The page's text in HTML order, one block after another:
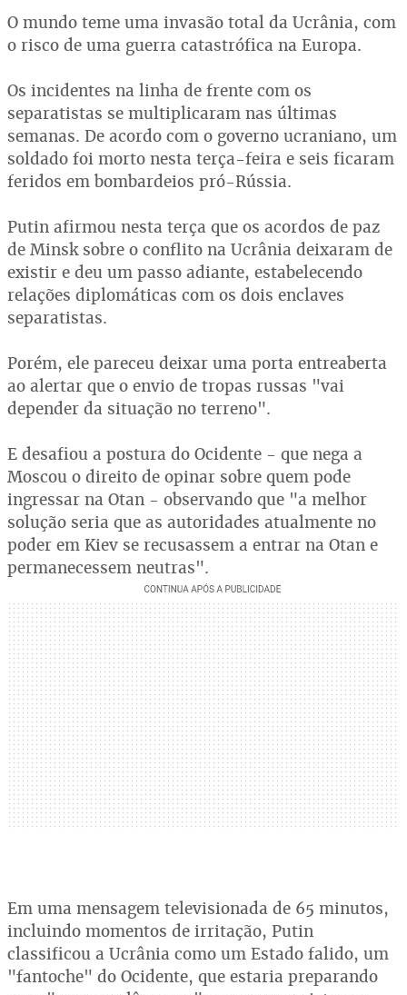
O mundo teme uma invasão total da Ucrânia, com
o risco de uma guerra catastrófica na Europa.
Os incidentes na linha de frente com os
separatistas se multiplicaram nas últimas
semanas. De acordo com o governo ucraniano, um
soldado foi morto nesta terça-feira e seis ficaram
feridos em bombardeios pró-Rússia.
Putin afirmou nesta terça que os acordos de paz
de Minsk sobre o conflito na Ucrânia deixaram de
existir e deu um passo adiante, estabelecendo
relações diplomáticas com os dois enclaves
separatistas.
Porém, ele pareceu deixar uma porta entreaberta
ao alertar que o envio de tropas russas "vai
depender da situação no terreno".
E desafiou a postura do Ocidente - que nega a
Moscou o direito de opinar sobre quem pode
ingressar na Otan - observando que "a melhor
solução seria que as autoridades atualmente no
poder em Kiev se recusassem a entrar na Otan e
permanecessem neutras".
Em uma mensagem televisionada de 65 minutos,
incluindo momentos de irritação, Putin
classificou a Ucrânia como um Estado falido, um
"fantoche" do Ocidente, que estaria preparando